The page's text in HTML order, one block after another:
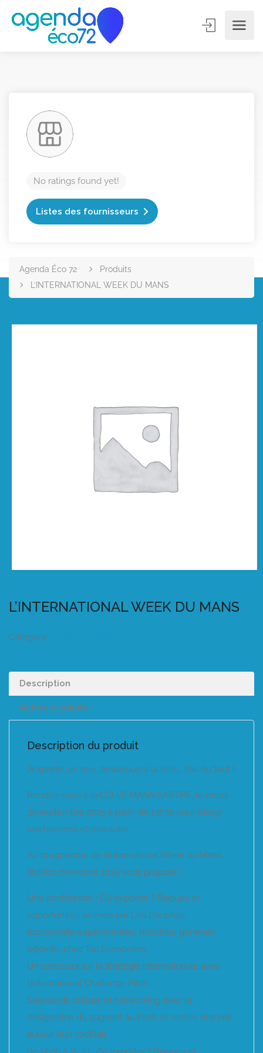
No ratings found yet!
Listes des fournisseurs
Agenda Éco 72
Produits
L’INTERNATIONAL WEEK DU MANS
L’INTERNATIONAL WEEK DU MANS
Catégorie :
Description
Autres produits
Description du produit
J’exporte, un peu, beaucoup à la folie… Pas du tout !
Rendez-vous à la CCI LE MANS SARTHE, le mardi
30 septembre 2025 à partir de 13h30 pour élargir
vos horizons et réseauter
Au programme de l’International Week du Mans,
l’édition mancelle 2025 vous propose :
Une conférence : Où exporter ? Risques et
opportunités, animée par Léa Dauphas,
économiste expérimentée, directrice générale
adjointe, chez Tac Economics.
Un concours sur la stratégie internationale avec
l’International Challenge Pitch.
Séance de clôture et networking avec la
désignation du gagnant au Pitch et remise des prix
autour d’un cocktail.